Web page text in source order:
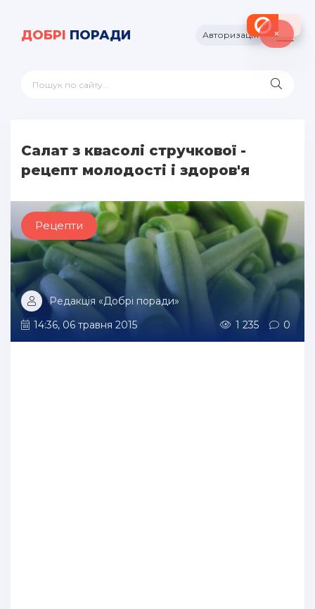
ДОБРІ ПОРАДИ Авторизація
Салат з квасолі стручкової -
рецепт молодості і здоров'я
Рецепти
Редакція «Добрі поради»
14:36, 06 травня 2015
1 235 0
×